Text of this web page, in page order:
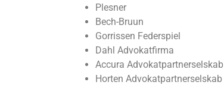
Plesner
Bech-Bruun
Gorrissen Federspiel
Dahl Advokatfirma
Accura Advokatpartnerselskab
Horten Advokatpartnerselskab